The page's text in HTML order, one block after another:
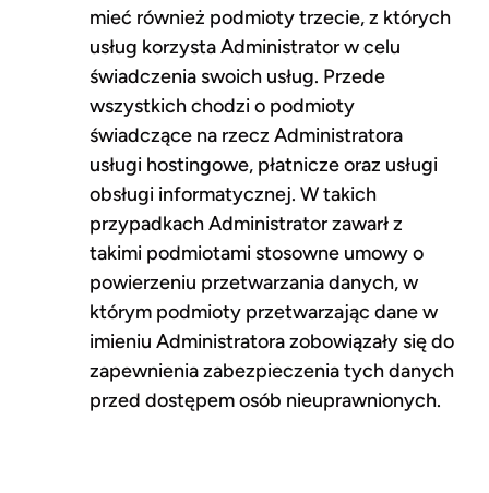
mieć również podmioty trzecie, z których
usług korzysta Administrator w celu
świadczenia swoich usług. Przede
wszystkich chodzi o podmioty
świadczące na rzecz Administratora
usługi hostingowe, płatnicze oraz usługi
obsługi informatycznej. W takich
przypadkach Administrator zawarł z
takimi podmiotami stosowne umowy o
powierzeniu przetwarzania danych, w
którym podmioty przetwarzając dane w
imieniu Administratora zobowiązały się do
zapewnienia zabezpieczenia tych danych
przed dostępem osób nieuprawnionych.